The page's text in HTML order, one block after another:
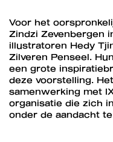
Voor het
Zindzi Zevenbergen
illustratoren Hedy
Zilveren Penseel.
een grote
deze voorstelling.
samenwerking met
organisatie die zich
onder de aandacht